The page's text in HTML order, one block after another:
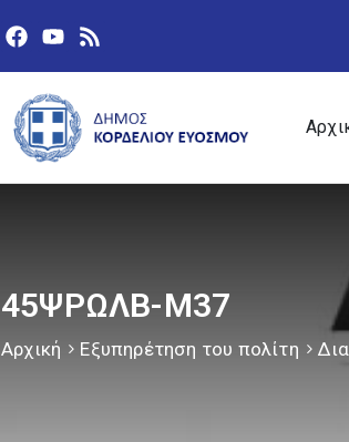
45ΨΡΩΛΒ-Μ37
Αρχική Εξυπηρέτηση του πολίτη